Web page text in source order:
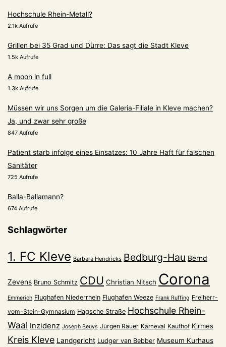
Hochschule Rhein-Metall?
2.1k Aufrufe
Grillen bei 35 Grad und Dürre: Das sagt die Stadt Kleve
1.5k Aufrufe
A moon in full
1.3k Aufrufe
Müssen wir uns Sorgen um die Galeria-Filiale in Kleve machen?
Ja, und zwar sehr große
847 Aufrufe
Patient starb infolge eines Einsatzes: 10 Jahre Haft für falschen
Sanitäter
725 Aufrufe
Balla-Ballamann?
674 Aufrufe
Schlagwörter
1. FC Kleve Barbara Hendricks Bedburg-Hau Bernd
Zevens Bruno Schmitz CDU Christian Nitsch Corona
Emmerich Flughafen Niederrhein Flughafen Weeze Frank Ruffing Freiherr-
vom-Stein-Gymnasium Hagsche Straße Hochschule Rhein-
Waal Inzidenz Joseph Beuys Jürgen Rauer Karneval Kaufhof Kirmes
Kreis Kleve Landgericht Ludger van Bebber Museum Kurhaus